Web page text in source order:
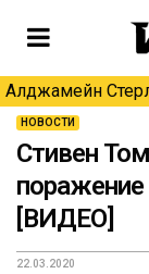
Алджамейн
НОВОСТИ
Стивен
[ВИДЕО]
22.03.2020